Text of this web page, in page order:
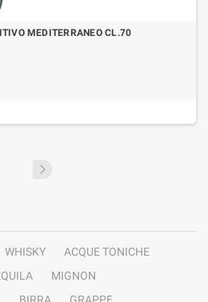
MEDITERRANEO CL.70
WHISKY
ACQUE TONICHE
MIGNON